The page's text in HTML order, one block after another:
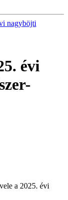
nagyböjti
évi
a 2025. évi